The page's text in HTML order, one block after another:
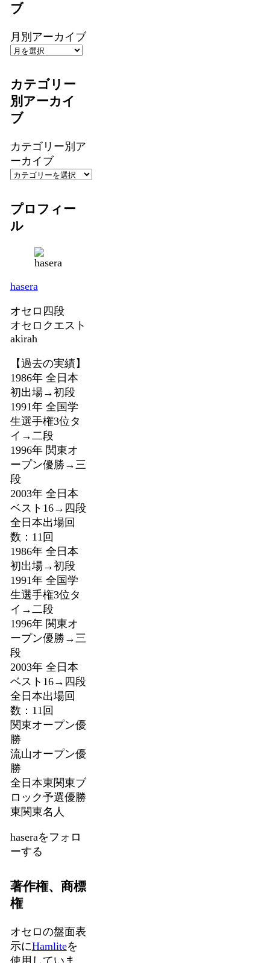
ブ
月別アーカイブ
カテゴリー
別アーカイ
ブ
カテゴリー別ア
ーカイブ
プロフィー
ル
hasera
オセロ四段
オセロクエスト
akirah
【過去の実績】
1986年 全日本
初出場→初段
1991年 全国学
生選手権3位タ
イ→二段
1996年 関東オ
ープン優勝→三
段
2003年 全日本
ベスト16→四段
全日本出場回
数：11回
1986年 全日本
初出場→初段
1991年 全国学
生選手権3位タ
イ→二段
1996年 関東オ
ープン優勝→三
段
2003年 全日本
ベスト16→四段
全日本出場回
数：11回
関東オープン優
勝
流山オープン優
勝
全日本東関東ブ
ロック予選優勝
東関東名人
haseraをフォロ
ーする
著作権、商標
権
オセロの盤面表
示にHamliteを